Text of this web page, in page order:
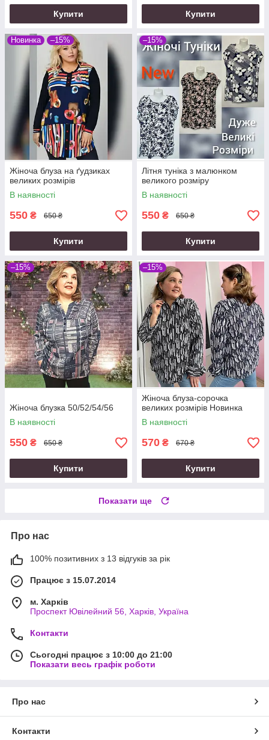
Купити Купити
Новинка –15%
Жіноча блуза на ґудзиках
великих розмірів
В наявності
550 ₴ 650 ₴
Купити
–15%
Літня туніка з малюнком
великого розміру
В наявності
550 ₴ 650 ₴
Купити
–15%
Жіноча блузка 50/52/54/56
В наявності
550 ₴ 650 ₴
Купити
–15%
Жіноча блуза-сорочка
великих розмірів Новинка
В наявності
570 ₴ 670 ₴
Купити
Показати ще
Про нас
100% позитивних з 13 відгуків за рік
Працює з 15.07.2014
м. Харків
Проспект Ювілейний 56, Харків, Україна
Контакти
Сьогодні працює з 10:00 до 21:00
Показати весь графік роботи
Про нас
Контакти